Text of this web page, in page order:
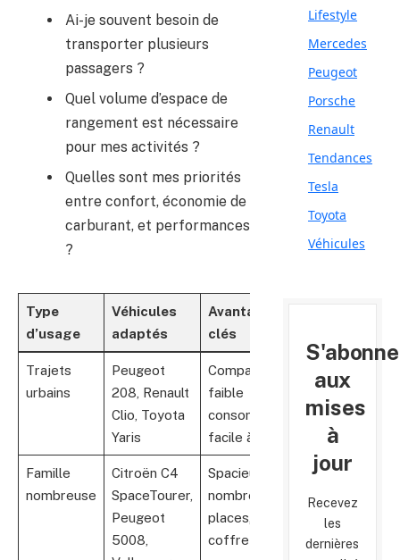
Ai-je souvent besoin de
transporter plusieurs
passagers ?
Quel volume d’espace de
rangement est nécessaire
pour mes activités ?
Quelles sont mes priorités
entre confort, économie de
carburant, et performances
?
Type
d’usage
Véhicules
adaptés
Avantages
clés
Trajets
urbains
Peugeot
208, Renault
Clio, Toyota
Yaris
Compact,
faible
consommation,
facile à garer
Famille
nombreuse
Citroën C4
SpaceTourer,
Peugeot
5008,
Spacieux,
nombreuses
places, grand
coffre
Lifestyle
Mercedes
Peugeot
Porsche
Renault
Tendances
Tesla
Toyota
Véhicules
aux
mises
à
jour
Recevez
les
dernières